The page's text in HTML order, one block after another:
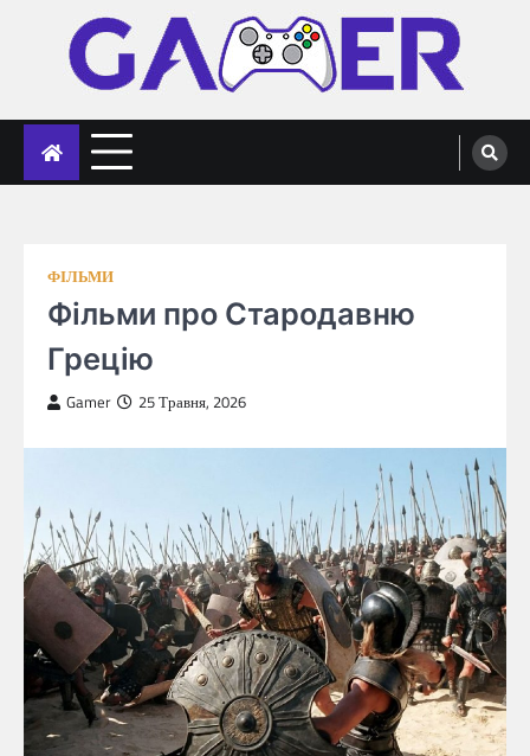
gameronline.biz
ФІЛЬМИ
Фільми про Стародавню
Грецію
Gamer 25 Травня, 2026